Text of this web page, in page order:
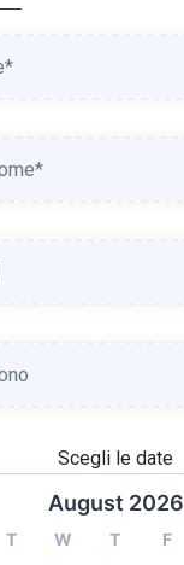
Scegli le date
August 2026
T W T F